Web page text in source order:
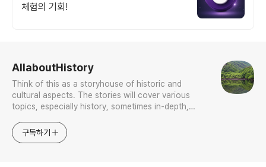
체험의 기회!
AllaboutHistory
Think of this as a storyhouse of historic and
cultural aspects. The stories will cover various
topics, especially history, sometimes in-depth,
approach will be to resist any common sense or
generalized viewpoint
구독하기